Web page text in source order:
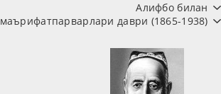
Алифбо билан
даври (1865-1938)